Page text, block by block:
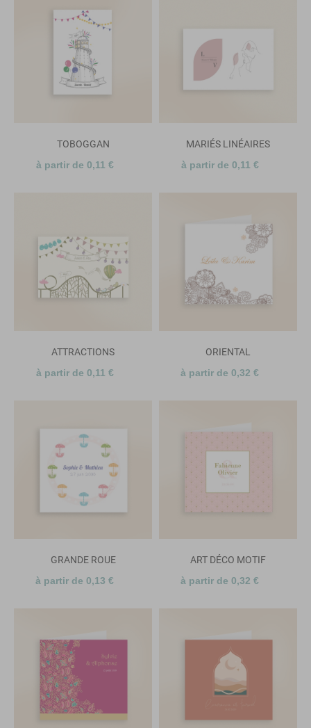
TOBOGGAN
à partir de 0,11 €
MARIÉS LINÉAIRES
à partir de 0,11 €
ATTRACTIONS
à partir de 0,11 €
ORIENTAL
à partir de 0,32 €
GRANDE ROUE
à partir de 0,13 €
ART DÉCO MOTIF
à partir de 0,32 €